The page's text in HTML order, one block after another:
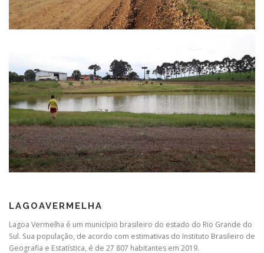
LAGOAVERMELHA
Lagoa Vermelha é um município brasileiro do estado do Rio Grande do
Sul. Sua população, de acordo com estimativas do Instituto Brasileiro de
Geografia e Estatística, é de 27 807 habitantes em 2019.